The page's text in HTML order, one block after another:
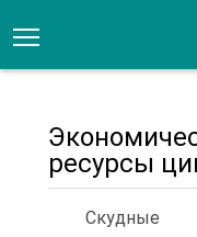
ресурсы